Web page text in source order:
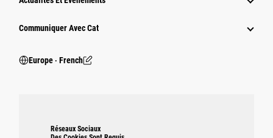
Communiquer Avec Cat
Europe ‧ French
Réseaux Sociaux